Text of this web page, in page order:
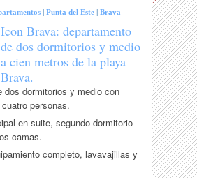
|Punta del Este |Brava
Icon Brava: departamento
de dos dormitorios y medio
a cien metros de la playa
Brava.
dos dormitorios y medio con
personas.
en suite, segundo dormitorio
camas.
completo, lavavajillas y